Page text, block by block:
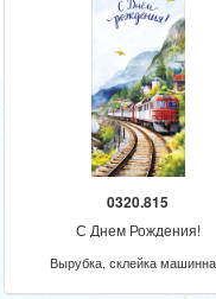
0320.815
С Днем Рождения!
Вырубка, склейка